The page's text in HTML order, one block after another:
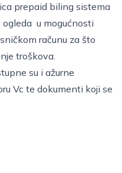
prepaid biling sistema
ogleda u mogućnosti
računu za što
troškova.
su i ažurne
Vc te dokumenti koji se